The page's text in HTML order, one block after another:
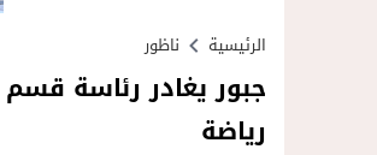
الرئيسية ناظور
جبور يغادر رئاسة قسم
رياضة